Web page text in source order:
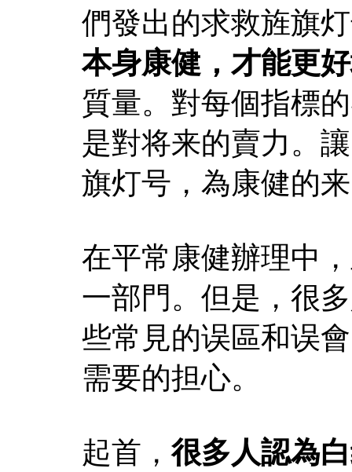
們發出的求救旌旗
本身康健，才能更
質量。對每個指標
是對将来的賣力。
旗灯号，為康健的
在平常康健辦理中
一部門。但是，很
些常見的误區和误
需要的担心。
起首，很多人認為